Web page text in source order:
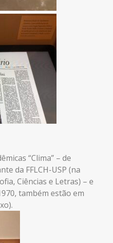
“Clima” – de
da FFLCH-USP (na
Ciências e Letras) – e
também estão em